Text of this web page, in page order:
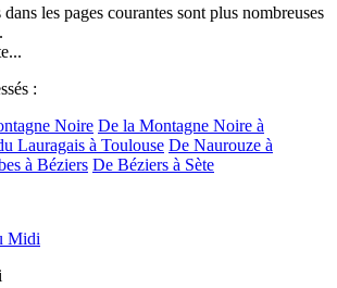
les pages courantes sont plus nombreuses
:
Noire De la Montagne Noire à
Lauragais à Toulouse De Naurouze à
à Béziers De Béziers à Sète
Midi